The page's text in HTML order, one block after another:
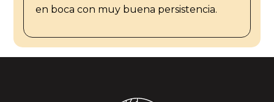
en boca con muy buena persistencia.